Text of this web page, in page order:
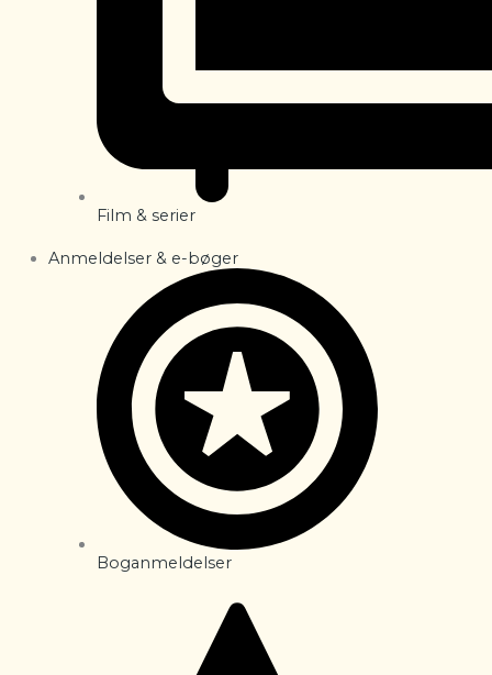
Film & serier
Anmeldelser & e-bøger
Boganmeldelser